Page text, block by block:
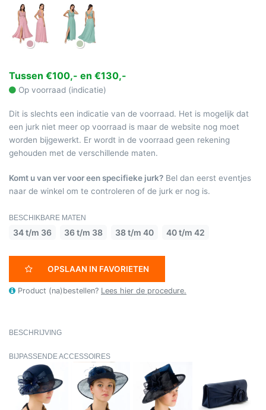
Tussen €100,- en €130,-
Op voorraad (indicatie)
Dit is slechts een indicatie van de voorraad. Het is mogelijk dat
een jurk niet meer op voorraad is maar de website nog moet
worden bijgewerkt. Er wordt in de voorraad geen rekening
gehouden met de verschillende maten.
Komt u van ver voor een specifieke jurk? Bel dan eerst eventjes
naar de winkel om te controleren of de jurk er nog is.
BESCHIKBARE MATEN
34 t/m 36 36 t/m 38 38 t/m 40 40 t/m 42
OPSLAAN IN FAVORIETEN
Product (na)bestellen? Lees hier de procedure.
BESCHRIJVING
BIJPASSENDE ACCESSOIRES